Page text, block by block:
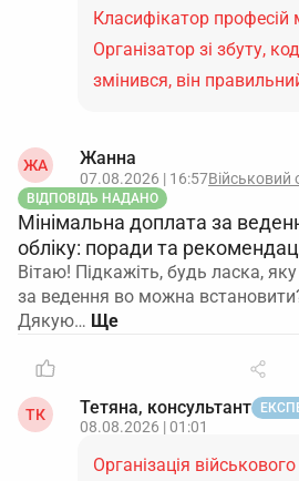
Класифікатор професій
Організатор зі збуту,
змінився, він
ЖА Жанна
07.08.2026 | 16:57Військовий
ВІДПОВІДЬ НАДАНО
Мінімальна доплата за
обліку: поради та
Вітаю! Підкажіть, будь ласка,
за ведення во можна
Дякую…
ТК Тетяна, консультант
08.08.2026 | 01:01
Організація